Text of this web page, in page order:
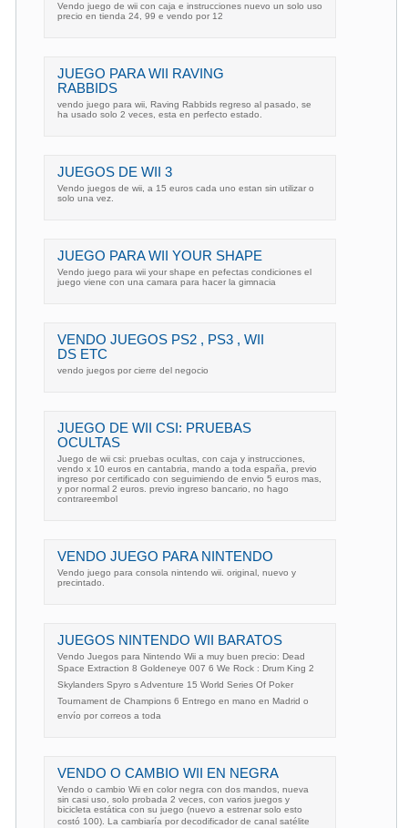
Vendo juego de wii con caja e instrucciones nuevo un solo uso
precio en tienda 24, 99 e vendo por 12
JUEGO PARA WII RAVING
RABBIDS
vendo juego para wii, Raving Rabbids regreso al pasado, se
ha usado solo 2 veces, esta en perfecto estado.
JUEGOS DE WII 3
Vendo juegos de wii, a 15 euros cada uno estan sin utilizar o
solo una vez.
JUEGO PARA WII YOUR SHAPE
Vendo juego para wii your shape en pefectas condiciones el
juego viene con una camara para hacer la gimnacia
VENDO JUEGOS PS2 , PS3 , WII
DS ETC
vendo juegos por cierre del negocio
JUEGO DE WII CSI: PRUEBAS
OCULTAS
Juego de wii csi: pruebas ocultas, con caja y instrucciones,
vendo x 10 euros en cantabria, mando a toda españa, previo
ingreso por certificado con seguimiendo de envio 5 euros mas,
y por normal 2 euros. previo ingreso bancario, no hago
contrareembol
VENDO JUEGO PARA NINTENDO
Vendo juego para consola nintendo wii. original, nuevo y
precintado.
JUEGOS NINTENDO WII BARATOS
Vendo Juegos para Nintendo Wii a muy buen precio: Dead
Space Extraction 8 Goldeneye 007 6 We Rock : Drum King 2
Skylanders Spyro s Adventure 15 World Series Of Poker
Tournament de Champions 6 Entrego en mano en Madrid o
envío por correos a toda
VENDO O CAMBIO WII EN NEGRA
Vendo o cambio Wii en color negra con dos mandos, nueva
sin casi uso, solo probada 2 veces, con varios juegos y
bicicleta estática con su juego (nuevo a estrenar solo esto
costó 100). La cambiaría por decodificador de canal satélite